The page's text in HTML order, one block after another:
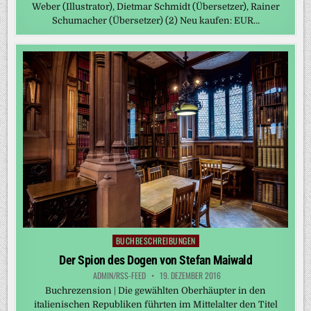
Weber (Illustrator), Dietmar Schmidt (Übersetzer), Rainer
Schumacher (Übersetzer) (2) Neu kaufen: EUR…
Posted
in
BUCHBESCHREIBUNGEN
Der Spion des Dogen von Stefan Maiwald
ADMIN/RSS-FEED 19. DEZEMBER 2016
Buchrezension | Die gewählten Oberhäupter in den
italienischen Republiken führten im Mittelalter den Titel